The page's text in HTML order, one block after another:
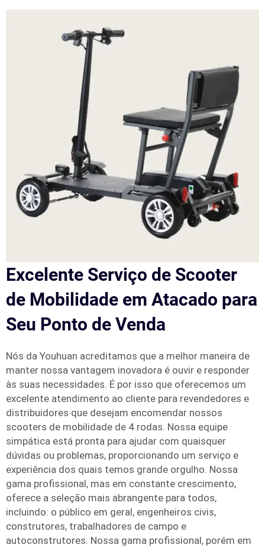
Excelente Serviço de Scooter
de Mobilidade em Atacado para
Seu Ponto de Venda
Nós da Youhuan acreditamos que a melhor maneira de
manter nossa vantagem inovadora é ouvir e responder
às suas necessidades. É por isso que oferecemos um
excelente atendimento ao cliente para revendedores e
distribuidores que desejam encomendar nossos
scooters de mobilidade de 4 rodas. Nossa equipe
simpática está pronta para ajudar com quaisquer
dúvidas ou problemas, proporcionando um serviço e
experiência dos quais temos grande orgulho. Nossa
gama profissional, mas em constante crescimento,
oferece a seleção mais abrangente para todos,
incluindo: o público em geral, engenheiros civis,
construtores, trabalhadores de campo e
autoconstrutores. Nossa gama profissional, porém em